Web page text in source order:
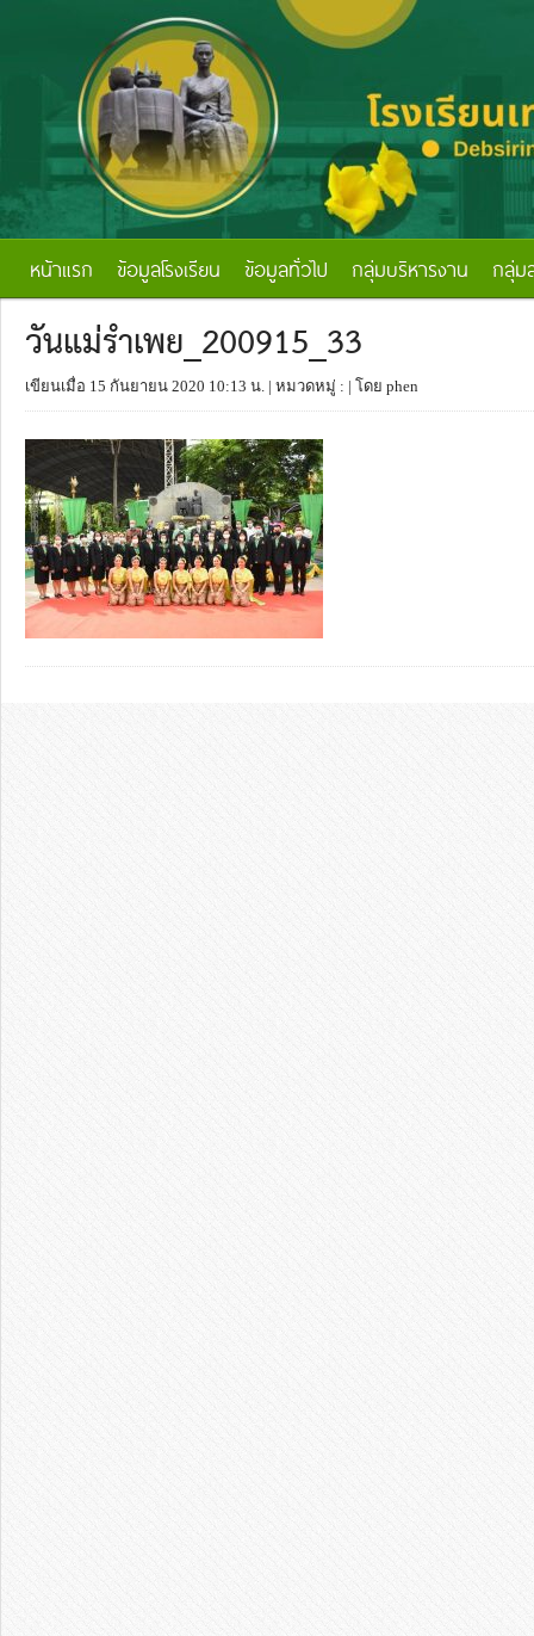
หน้าแรก ข้อมูลโรงเรียน ข้อมูลทั่วไป กลุ่มบริหารงาน กลุ่ม
วันแม่รำเพย_200915_33
เขียนเมื่อ 15 กันยายน 2020 10:13 น. | หมวดหมู่ : | โดย phen